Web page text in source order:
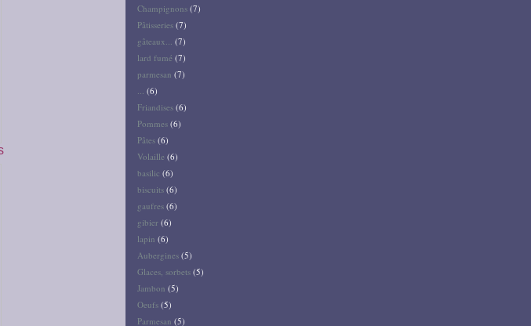
Champignons (7)
Pâtisseries (7)
gâteaux... (7)
lard fumé (7)
parmesan (7)
... (6)
Friandises (6)
Pommes (6)
Pâtes (6)
Volaille (6)
basilic (6)
biscuits (6)
gaufres (6)
gibier (6)
lapin (6)
Aubergines (5)
Glaces, sorbets (5)
Jambon (5)
Oeufs (5)
Parmesan (5)